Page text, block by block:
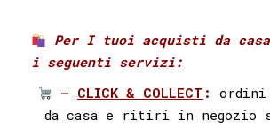
Per I tuoi acquisti da
i seguenti servizi:⁣ ⁣
– CLICK & COLLECT :ordini
da casa e ritiri in negozio